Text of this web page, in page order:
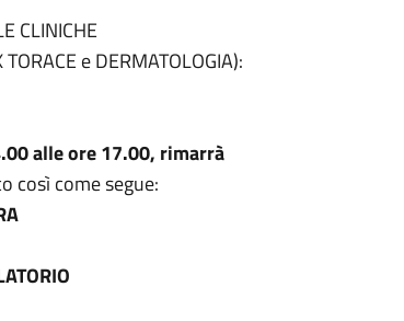
CLINICHE
e DERMATOLOGIA):
alle ore 17.00, rimarrà
così come segue: